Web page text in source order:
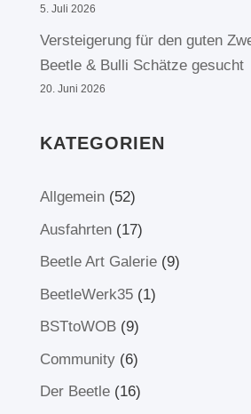
5. Juli 2026
Versteigerung für den guten
Beetle & Bulli Schätze gesucht
20. Juni 2026
KATEGORIEN
Allgemein(52)
Ausfahrten(17)
Beetle Art Galerie(9)
BeetleWerk35(1)
BSTtoWOB(9)
Community(6)
Der Beetle(16)